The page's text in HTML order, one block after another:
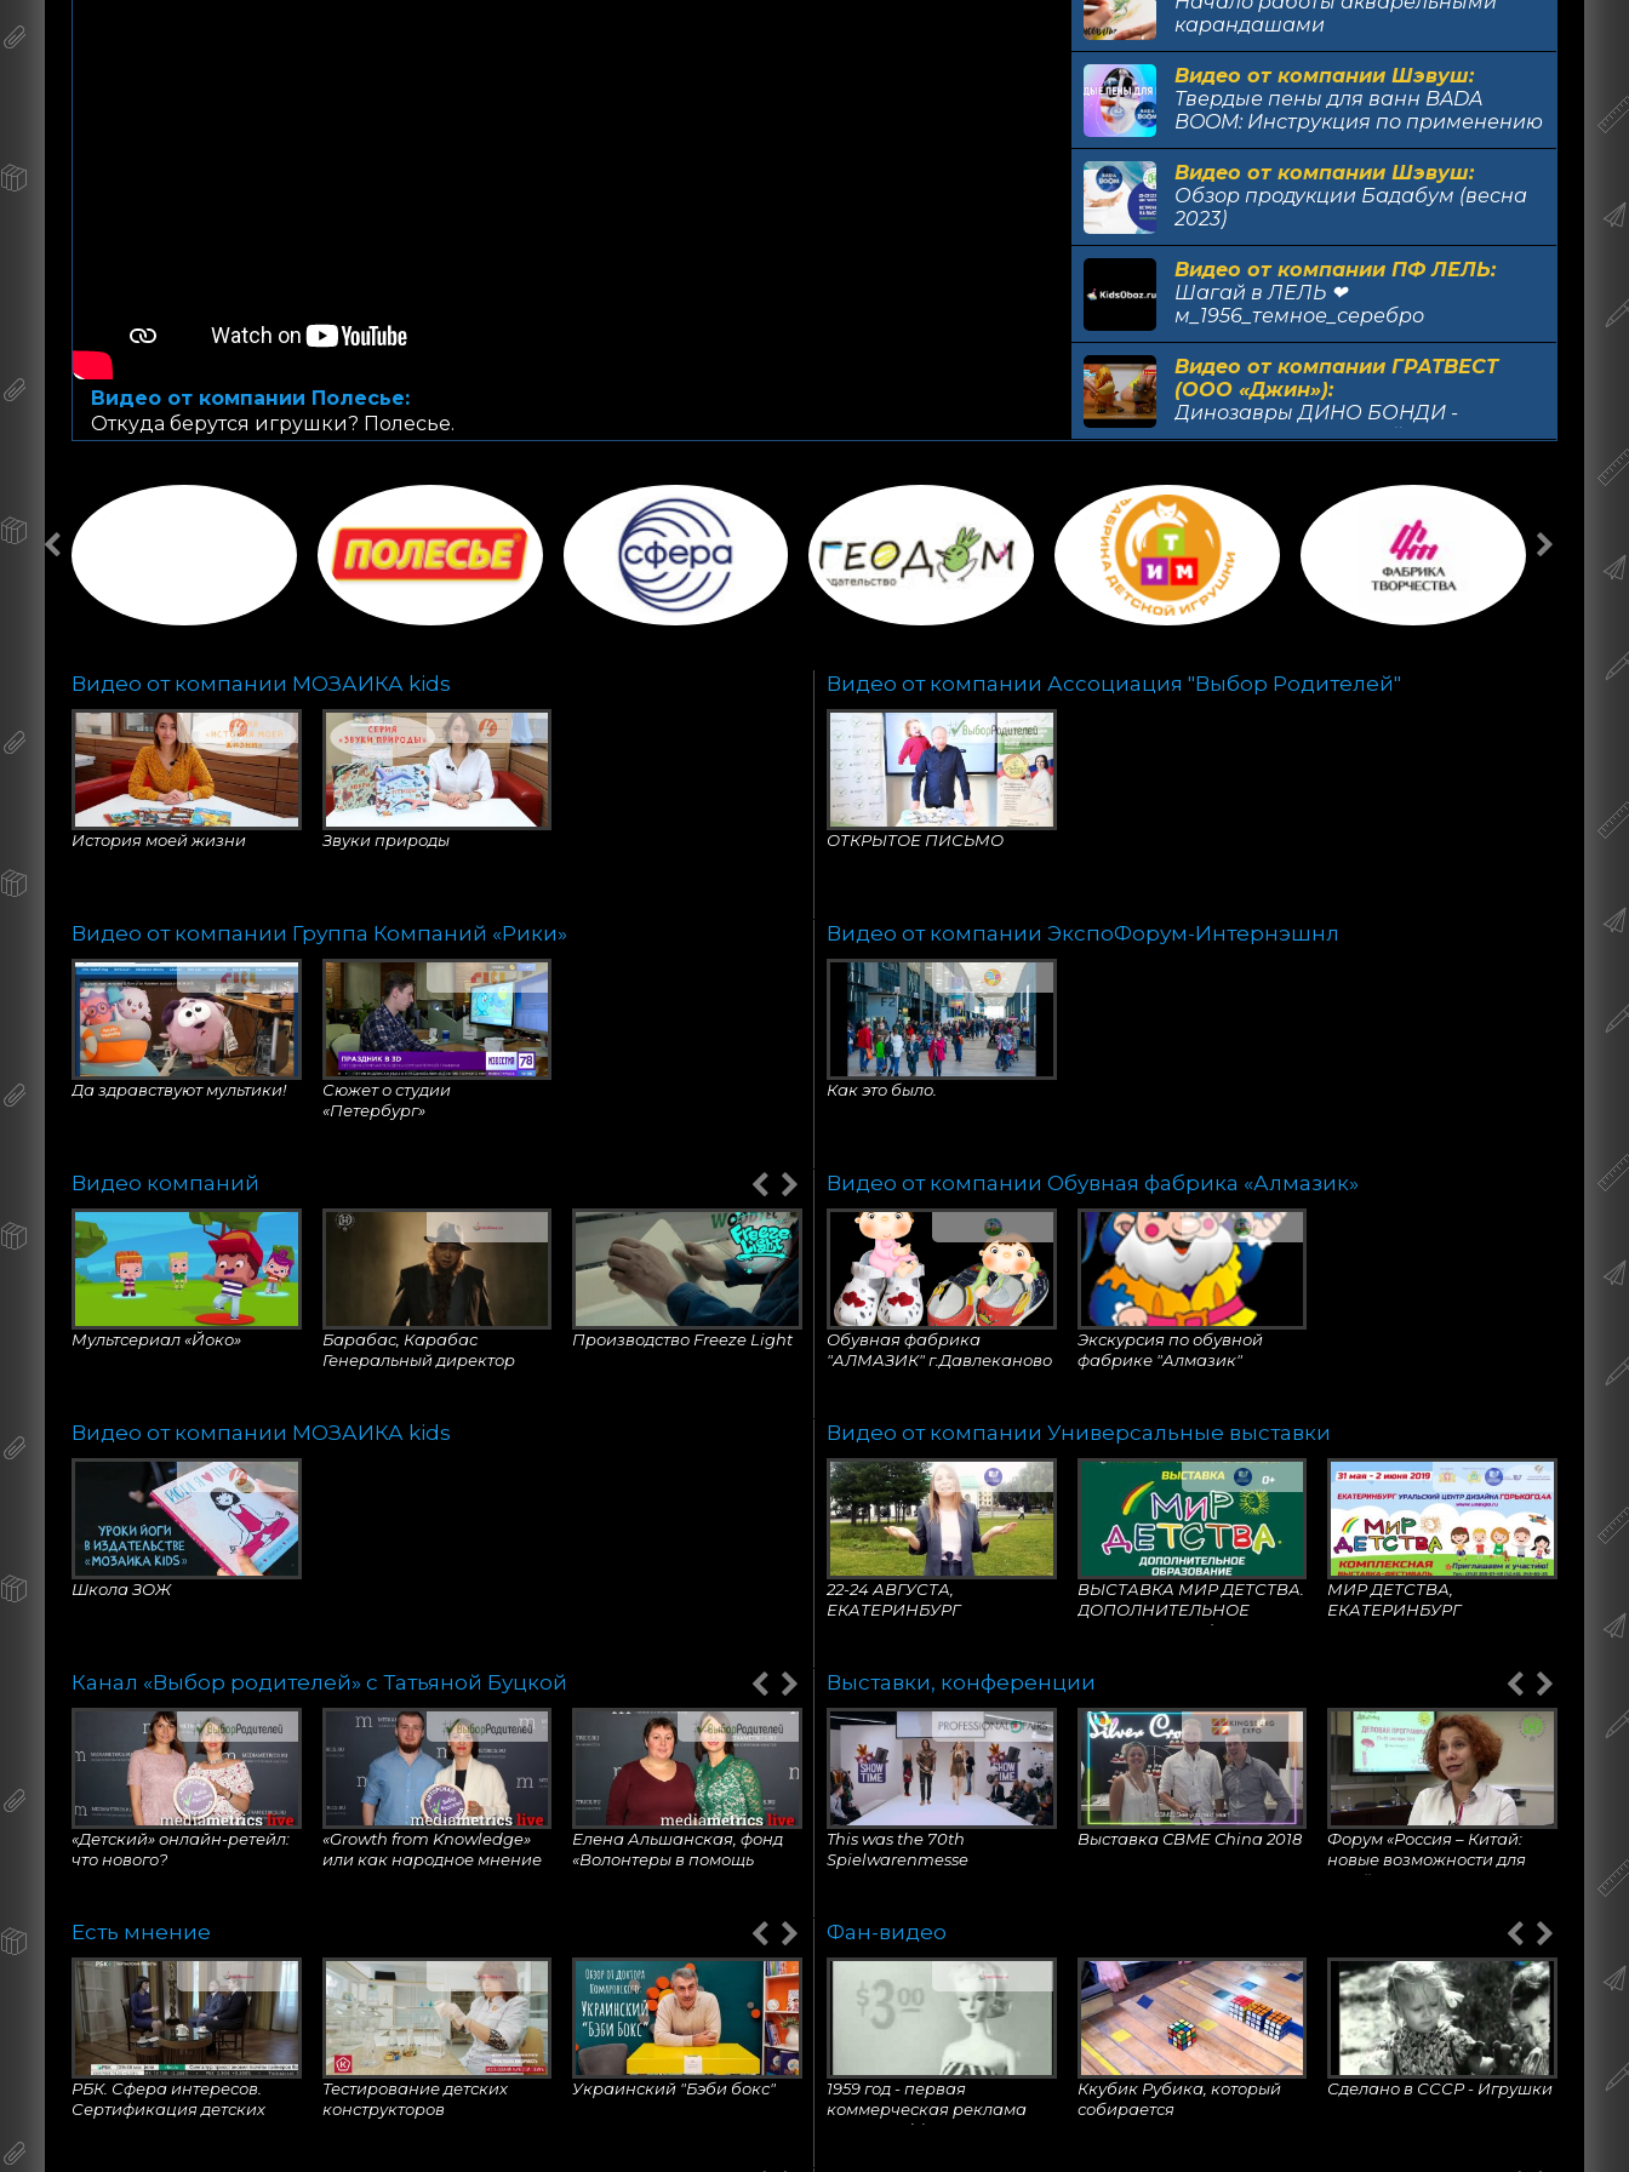
Видео от компании Полесье:
Откуда берутся игрушки? Полесье.
карандашами
Видео от компании Шэвуш:
Твердые пены для ванн BADA
BOOM: Инструкция по применению
Видео от компании Шэвуш:
Обзор продукции Бадабум (весна
2023)
Видео от компании ПФ ЛЕЛЬ:
Шагай в ЛЕЛЬ ❤
м_1956_темное_серебро
Видео от компании ГРАТВЕСТ
(ООО «Джин»):
Динозавры ДИНО БОНДИ -
сюрприз в капсуле-яйце,
коллекционная серия
Трендовые кроссовки на объемной
подошве
Видео от компании Я РАСТУ
ТОЙЗ:
El`BascoKids ET04-016 Магнитный
пазл "Плаваем, летаем"
ТОЙЗ:
Видео от компании МОЗАИКА kids
История моей жизни Звуки природы
Видео от компании Ассоциация "Выбор Родителей"
ОТКРЫТОЕ ПИСЬМО
Видео от компании Группа Компаний «Рики»
Да здравствуют мультики!
Сюжет о студии
«Петербург»
Видео от компании ЭкспоФорум-Интернэшнл
Как это было.
Видео компаний
Мультсериал «Йоко»
Барабас, Карабас
Генеральный директор
Производство Freeze Light
Compact Foldable Three
Wheel Bike
Авторы «Смешариков»
готовят новые проекты
Анимационного проекту
"Малышарики" три года!
Корреспонденты детской
редакции Город+
побывали в студии
«Петербург», где создают
«Малышариков».
Видео от компании Обувная фабрика «Алмазик»
Обувная фабрика
"АЛМАЗИК" г.Давлеканово
Экскурсия по обувной
фабрике "Алмазик"
Видео от компании МОЗАИКА kids
Школа ЗОЖ
Видео от компании Универсальные выставки
22-24 АВГУСТА,
ЕКАТЕРИНБУРГ
ВЫСТАВКА МИР ДЕТСТВА.
ДОПОЛНИТЕЛЬНОЕ
ОБРАЗОВАНИЕ|
МИР ДЕТСТВА,
ЕКАТЕРИНБУРГ
Канал «Выбор родителей» с Татьяной Буцкой
«Детский» онлайн-ретейл:
что нового?
«Growth from Knowledge»
или как народное мнение
Елена Альшанская, фонд
«Волонтеры в помощь
Екатерина Леликова,
сооснователь издательства
HappyLine
Что за спиной у
школьника?
От дистрибьютора до
производителя. Путь с
уроками и победами
Выставки, конференции
This was the 70th
Spielwarenmesse
Выставка CBME China 2018
Форум «Россия – Китай:
новые возможности для
устойчивого развития
VIP-обход международной
выставки "Мир
Toy Fair 2018
Bologna Licensing Trade
Fair
Есть мнение
РБК. Сфера интересов.
Сертификация детских
Тестирование детских
конструкторов
Украинский "Бэби бокс"
Фан-видео
1959 год - первая
коммерческая реклама
куклы Barbie
Ккубик Рубика, который
собирается
Сделано в СССР - Игрушки